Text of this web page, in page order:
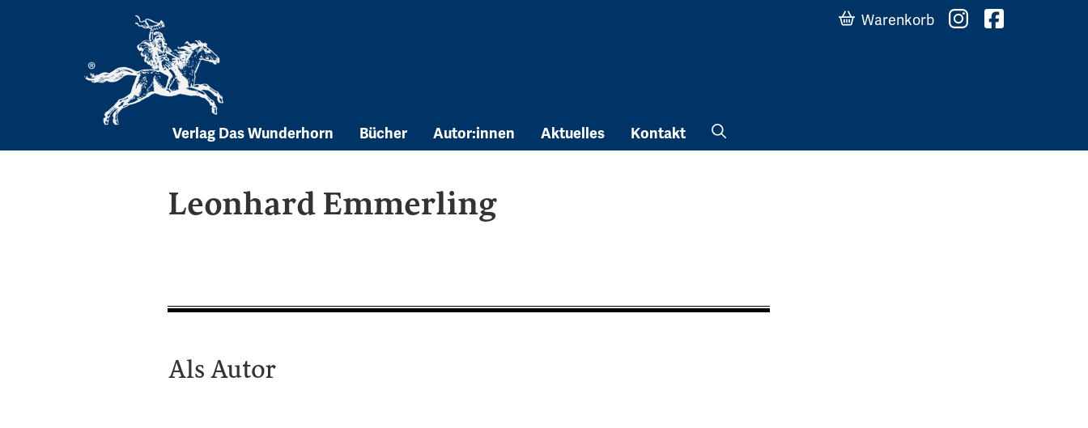
Verlag Das Wunderhorn Bücher Autor:innen Aktuelles Kontakt
Warenkorb
Leonhard Emmerling
Als Autor